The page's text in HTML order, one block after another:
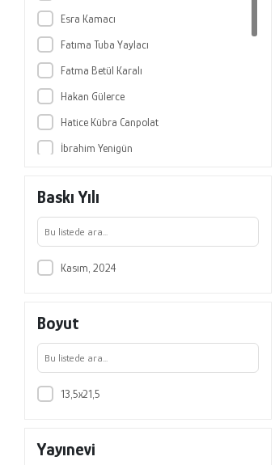
Esra Kamacı
Fatıma Tuba Yaylacı
Fatma Betül Karalı
Hakan Gülerce
Hatice Kübra Canpolat
İbrahim Yenigün
Onur Solak
Pınar Coşkun Tuna
Resul Karaduman
Rukiye Gülerce
Veysel Bozkurt
Yücel Karadaş
Baskı Yılı
Kasım, 2024
Boyut
13,5x21,5
Yayınevi